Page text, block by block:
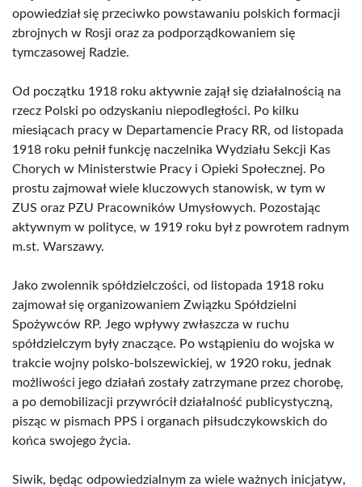
opowiedział się przeciwko powstawaniu polskich formacji
zbrojnych w Rosji oraz za podporządkowaniem się
tymczasowej Radzie.
Od początku 1918 roku aktywnie zajął się działalnością na
rzecz Polski po odzyskaniu niepodległości. Po kilku
miesiącach pracy w Departamencie Pracy RR, od listopada
1918 roku pełnił funkcję naczelnika Wydziału Sekcji Kas
Chorych w Ministerstwie Pracy i Opieki Społecznej. Po
prostu zajmował wiele kluczowych stanowisk, w tym w
ZUS oraz PZU Pracowników Umysłowych. Pozostając
aktywnym w polityce, w 1919 roku był z powrotem radnym
m.st. Warszawy.
Jako zwolennik spółdzielczości, od listopada 1918 roku
zajmował się organizowaniem Związku Spółdzielni
Spożywców RP. Jego wpływy zwłaszcza w ruchu
spółdzielczym były znaczące. Po wstąpieniu do wojska w
trakcie wojny polsko-bolszewickiej, w 1920 roku, jednak
możliwości jego działań zostały zatrzymane przez chorobę,
a po demobilizacji przywrócił działalność publicystyczną,
pisząc w pismach PPS i organach piłsudczykowskich do
końca swojego życia.
Siwik, będąc odpowiedzialnym za wiele ważnych inicjatyw,